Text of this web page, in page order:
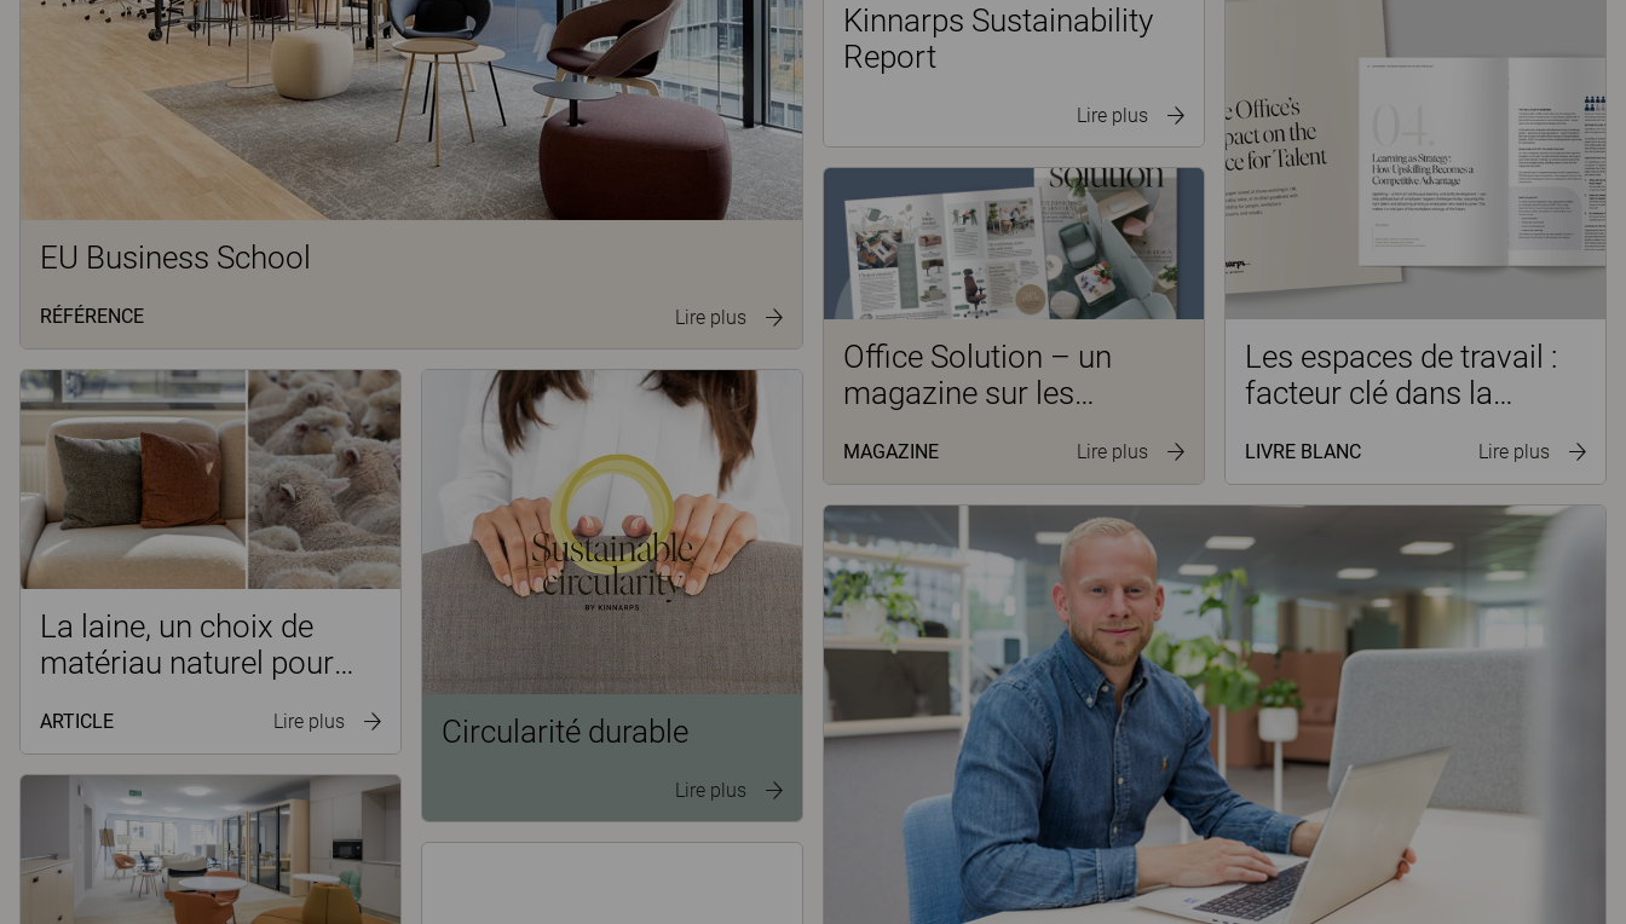
EU Business School
RÉFÉRENCE Lire plus
La laine, un choix de
matériau naturel pour
bureau durables
ARTICLE Lire plus Circularité durable
Lire plus
Kinnarps Sustainability
Report
Lire plus
Office Solution – un
magazine sur les
MAGAZINE Lire plus
Les espaces de travail :
facteur clé dans la
LIVRE BLANC Lire plus